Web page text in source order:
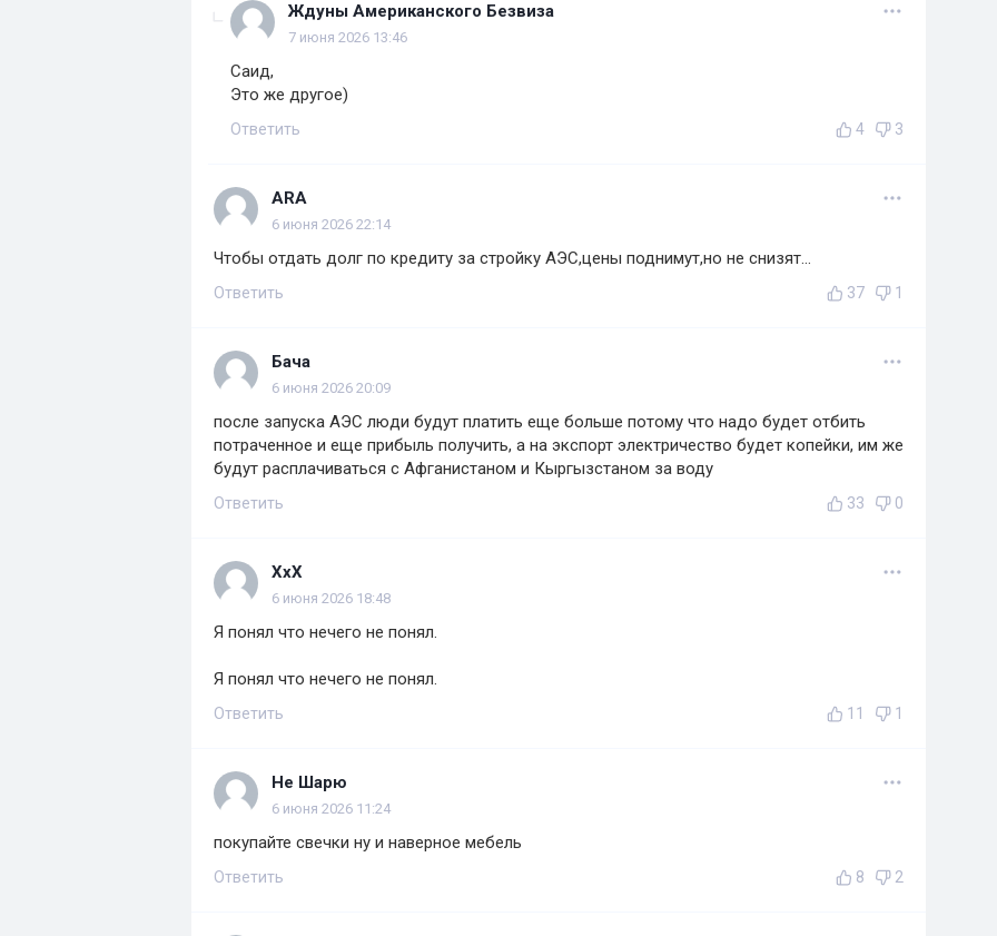
Ждуны Американского Безвиза
7 июня 2026 13:46
Саид,
Это же другое)
Ответить 4 3
ARA
6 июня 2026 22:14
Чтобы отдать долг по кредиту за стройку АЭС,цены поднимут,но не снизят...
Ответить 37 1
Бача
6 июня 2026 20:09
после запуска АЭС люди будут платить еще больше потому что надо будет отбить
потраченное и еще прибыль получить, а на экспорт электричество будет копейки, им же
будут расплачиваться с Афганистаном и Кыргызстаном за воду
Ответить 33 0
XxX
6 июня 2026 18:48
Я понял что нечего не понял.
Я понял что нечего не понял.
Ответить 11 1
Не Шарю
6 июня 2026 11:24
покупайте свечки ну и наверное мебель
Ответить 8 2